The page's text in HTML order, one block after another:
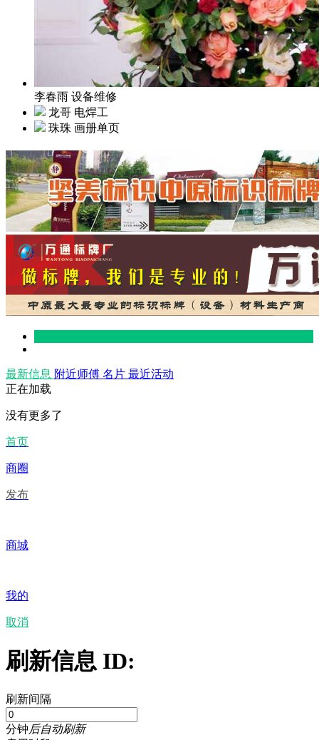
李春雨 设备维修
龙哥 电焊工
珠珠 画册单页
最新信息 附近师傅 名片 最近活动
正在加载
没有更多了
首页
商圈
发布
商城
我的
取消
刷新信息 ID:
刷新间隔
分钟后自动刷新